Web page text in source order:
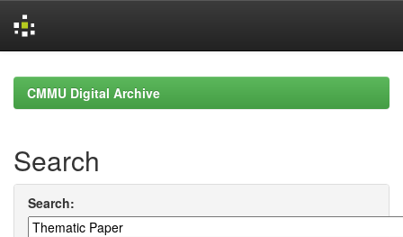
navigationCMMU Digital Archive
Search
Search: